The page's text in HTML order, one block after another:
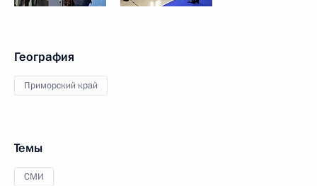
География
Приморский край
Темы
СМИ